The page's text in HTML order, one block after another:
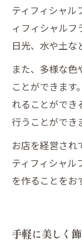
ティフィシャル
ィフィシャルフ
日光、水や土な
また、多様な
ことができます
れることができ
行うことができ
お店を経営され
ティフィシャル
を作ることをお
手軽に美しく